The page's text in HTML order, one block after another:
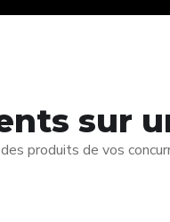
sur
produits de vos